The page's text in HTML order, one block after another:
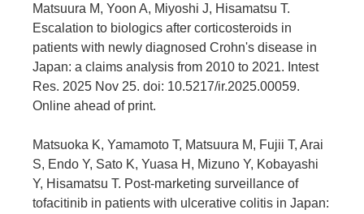
Matsuura M, Yoon A, Miyoshi J, Hisamatsu T.
Escalation to biologics after corticosteroids in
patients with newly diagnosed Crohn's disease in
Japan: a claims analysis from 2010 to 2021. Intest
Res. 2025 Nov 25. doi: 10.5217/ir.2025.00059.
Online ahead of print.
Matsuoka K, Yamamoto T, Matsuura M, Fujii T, Arai
S, Endo Y, Sato K, Yuasa H, Mizuno Y, Kobayashi
Y, Hisamatsu T. Post-marketing surveillance of
tofacitinib in patients with ulcerative colitis in Japan: